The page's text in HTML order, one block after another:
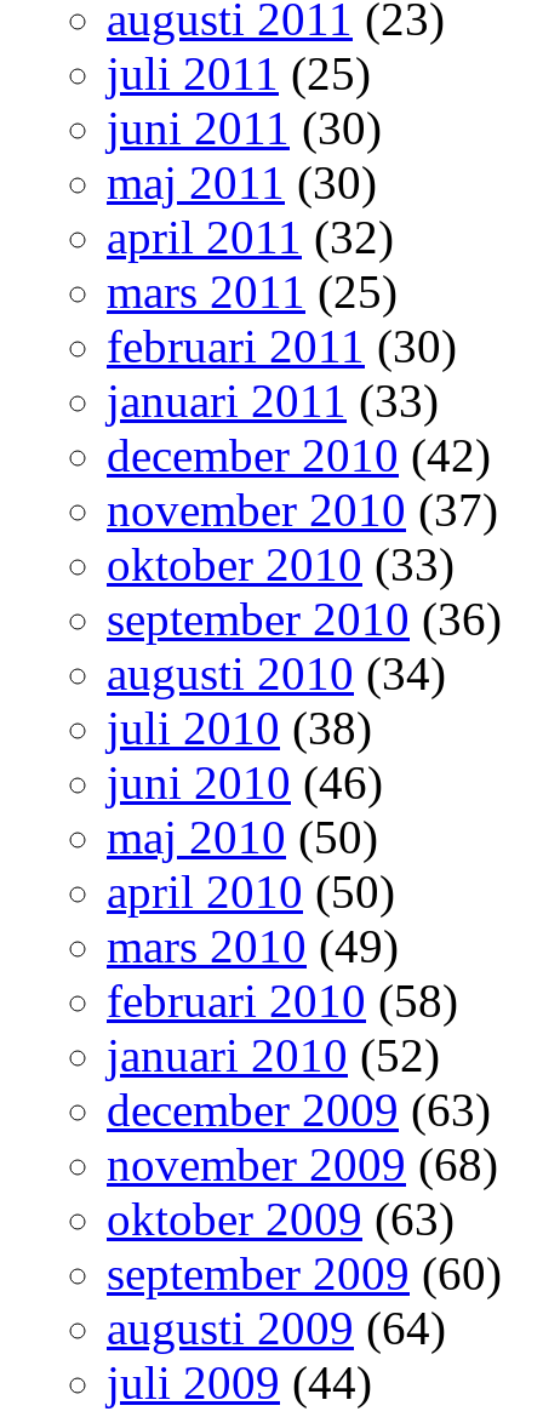
augusti 2011 (23)
juli 2011 (25)
juni 2011 (30)
maj 2011 (30)
april 2011 (32)
mars 2011 (25)
februari 2011 (30)
januari 2011 (33)
december 2010 (42)
november 2010 (37)
oktober 2010 (33)
september 2010 (36)
augusti 2010 (34)
juli 2010 (38)
juni 2010 (46)
maj 2010 (50)
april 2010 (50)
mars 2010 (49)
februari 2010 (58)
januari 2010 (52)
december 2009 (63)
november 2009 (68)
oktober 2009 (63)
september 2009 (60)
augusti 2009 (64)
juli 2009 (44)